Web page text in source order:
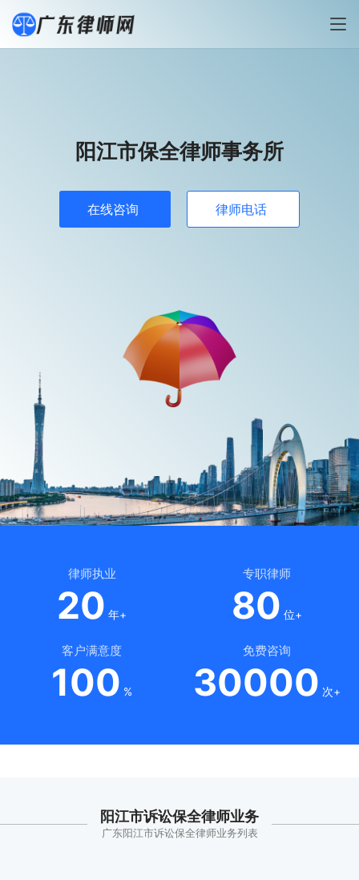
阳江市保全律师事务所
在线咨询 律师电话
律师执业
20 年+
专职律师
80 位+
客户满意度
100 %
免费咨询
30000 次+
阳江市诉讼保全律师业务
广东阳江市诉讼保全律师业务列表